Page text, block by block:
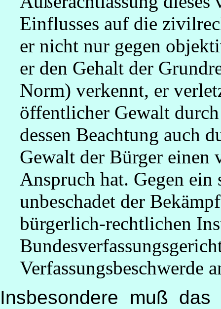
Einflusses auf die
er nicht nur gegen
er den Gehalt der
Norm) verkennt, er
öffentlicher Gewalt
dessen Beachtung auch
Gewalt der Bürger einen
Anspruch hat. Gegen
unbeschadet der
bürgerlich-rechtlichen
Verfassungsbeschwerde
Insbesondere muß das